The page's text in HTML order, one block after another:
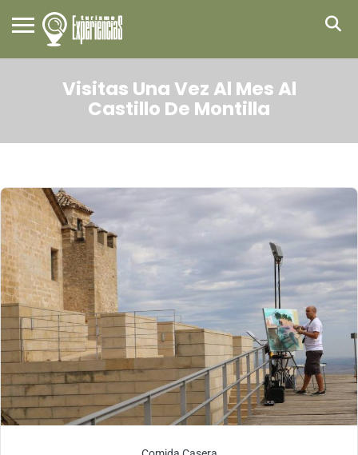
Visitas Una Vez Al Mes Al
Castillo De Montilla